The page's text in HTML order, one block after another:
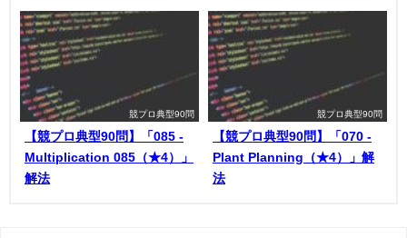
競プロ典型90問
【競プロ典型90問】「085 -
Multiplication 085（★4）」
解法
競プロ典型90問
【競プロ典型90問】「070 -
Plant Planning（★4）」解
法